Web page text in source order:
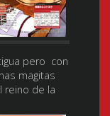
pero con
magitas
reino de la